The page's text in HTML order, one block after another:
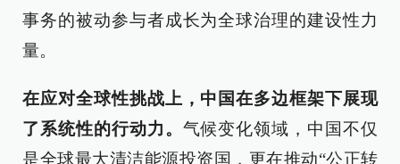
事务的被动参与者成长为全球治理的建设性力
量。
在应对全球性挑战上，中国在多边框架下展现
了系统性的行动力。 气候变化领域，中国不仅
是全球最大清洁能源投资国，更在推动“公正转